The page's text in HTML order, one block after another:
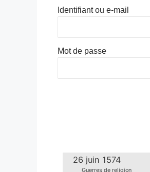
Identifiant ou e-mail
Mot de passe
26 juin 1574
Guerres de religion